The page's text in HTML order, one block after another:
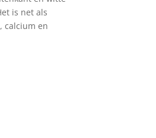
is net als
calcium en